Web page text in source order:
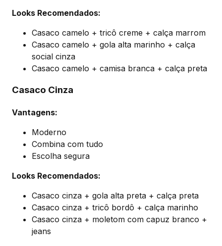
Looks Recomendados:
Casaco camelo + tricô creme + calça marrom
Casaco camelo + gola alta marinho + calça
social cinza
Casaco camelo + camisa branca + calça preta
Casaco Cinza
Vantagens:
Moderno
Combina com tudo
Escolha segura
Looks Recomendados:
Casaco cinza + gola alta preta + calça preta
Casaco cinza + tricô bordô + calça marinho
Casaco cinza + moletom com capuz branco +
jeans